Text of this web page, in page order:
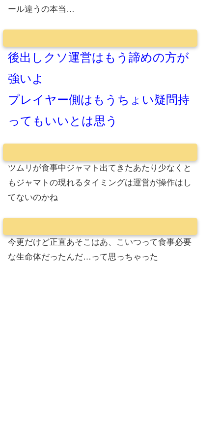
ール違うの本当…
後出しクソ運営はもう諦めの方が
強いよ
プレイヤー側はもうちょい疑問持
ってもいいとは思う
ツムリが食事中ジャマト出てきたあたり少なくと
もジャマトの現れるタイミングは運営が操作はし
てないのかね
今更だけど正直あそこはあ、こいつって食事必要
な生命体だったんだ…って思っちゃった